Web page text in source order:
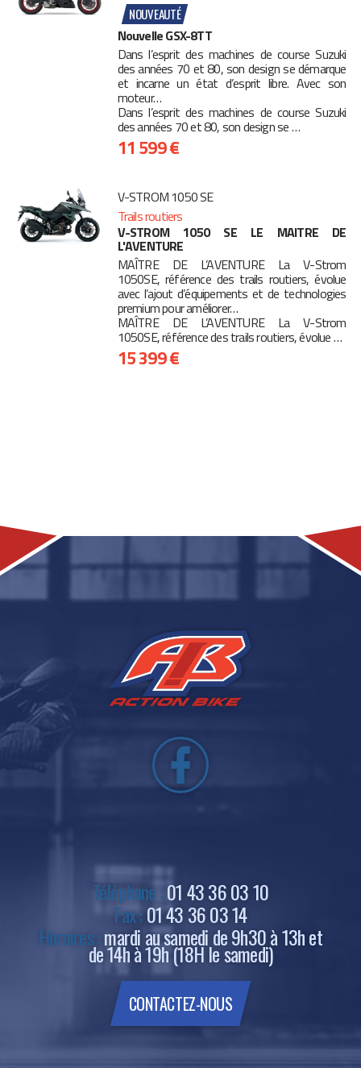
NOUVEAUTÉ
Nouvelle GSX-8TT
Dans l’esprit des machines de course Suzuki
des années 70 et 80, son design se démarque
et incarne un état d’esprit libre. Avec son
moteur…
Dans l’esprit des machines de course Suzuki
des années 70 et 80, son design se …
11 599 €
V-STROM 1050 SE
Trails routiers
V-STROM 1050 SE LE MAITRE DE
L'AVENTURE
MAÎTRE DE L’AVENTURE La V-Strom
1050SE, référence des trails routiers, évolue
avec l’ajout d’équipements et de technologies
premium pour améliorer…
MAÎTRE DE L’AVENTURE La V-Strom
1050SE, référence des trails routiers, évolue …
15 399 €
Téléphone :01 43 36 03 10
Fax :01 43 36 03 14
Horaires :mardi au samedi de 9h30 à 13h et
de 14h à 19h (18H le samedi)
CONTACTEZ-NOUS